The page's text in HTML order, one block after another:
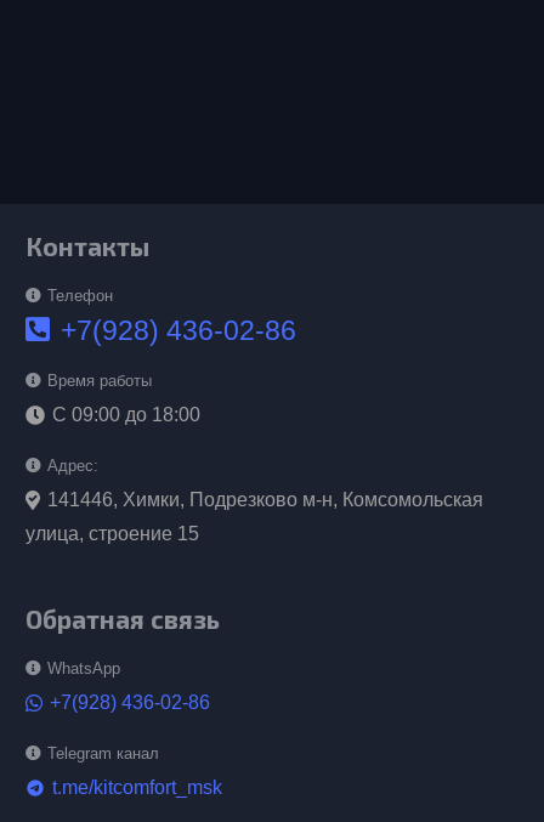
Контакты
Телефон
+7(928) 436-02-86
Время работы
С 09:00 до 18:00
Адрес:
141446, Химки, Подрезково м-н, Комсомольская
улица, строение 15
Обратная связь
WhatsApp
+7(928) 436-02-86
Telegram канал
telegram t.me/kitcomfort_msk